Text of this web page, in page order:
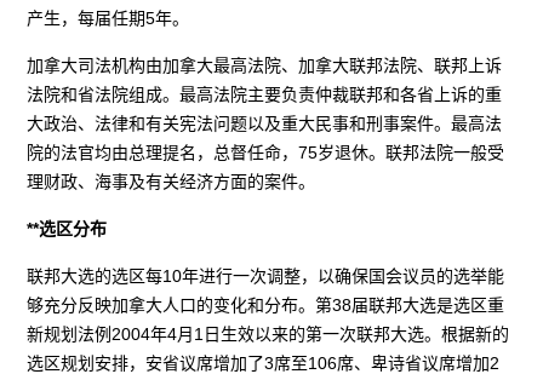
产生，每届任期5年。
加拿大司法机构由加拿大最高法院、加拿大联邦法院、联邦上诉
法院和省法院组成。最高法院主要负责仲裁联邦和各省上诉的重
大政治、法律和有关宪法问题以及重大民事和刑事案件。最高法
院的法官均由总理提名，总督任命，75岁退休。联邦法院一般受
理财政、海事及有关经济方面的案件。
**选区分布
联邦大选的选区每10年进行一次调整，以确保国会议员的选举能
够充分反映加拿大人口的变化和分布。第38届联邦大选是选区重
新规划法例2004年4月1日生效以来的第一次联邦大选。根据新的
选区规划安排，安省议席增加了3席至106席、卑诗省议席增加2